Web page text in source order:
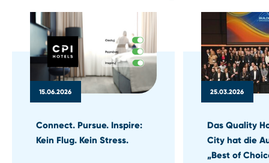
15.06.2026
Connect. Pursue. Inspire:
Kein Flug. Kein Stress.
25.03.2026
Das Quality
City hat die
„Best of